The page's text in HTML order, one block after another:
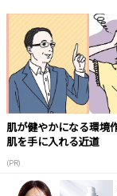
肌が健やかになる環境
肌を手に入れる近道
(PR)